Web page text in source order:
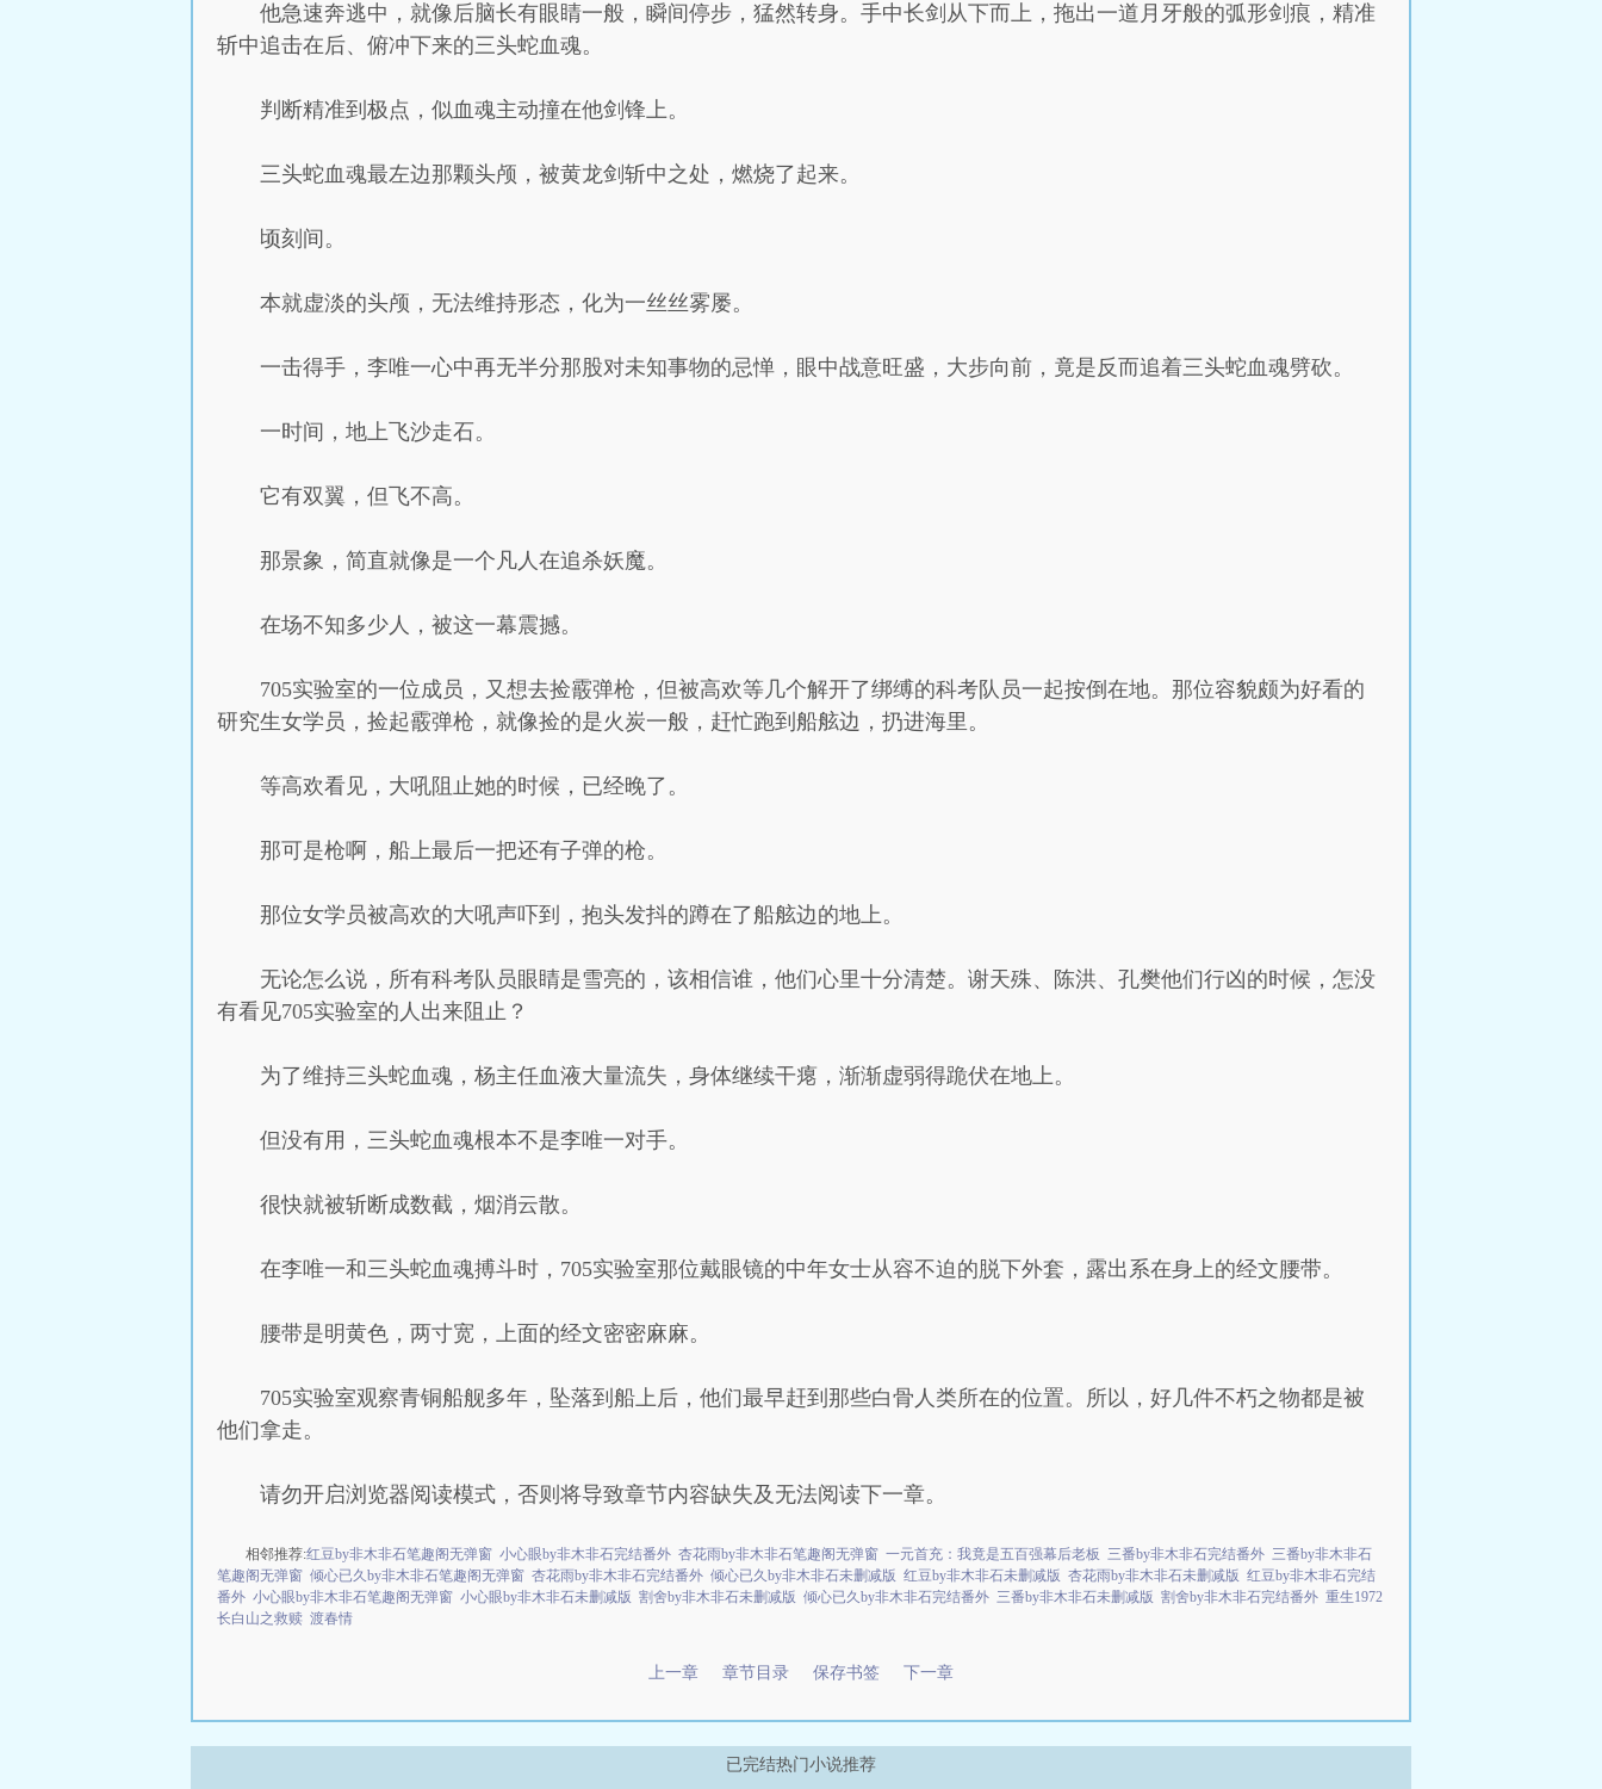
他急速奔逃中，就像后脑长有眼睛一般，瞬间停步，猛然转身。手中长剑从下而上，拖出一道月牙般的弧形剑痕，精准
斩中追击在后、俯冲下来的三头蛇血魂。
判断精准到极点，似血魂主动撞在他剑锋上。
三头蛇血魂最左边那颗头颅，被黄龙剑斩中之处，燃烧了起来。
顷刻间。
本就虚淡的头颅，无法维持形态，化为一丝丝雾屡。
一击得手，李唯一心中再无半分那股对未知事物的忌惮，眼中战意旺盛，大步向前，竟是反而追着三头蛇血魂劈砍。
一时间，地上飞沙走石。
它有双翼，但飞不高。
那景象，简直就像是一个凡人在追杀妖魔。
在场不知多少人，被这一幕震撼。
705实验室的一位成员，又想去捡霰弹枪，但被高欢等几个解开了绑缚的科考队员一起按倒在地。那位容貌颇为好看的
研究生女学员，捡起霰弹枪，就像捡的是火炭一般，赶忙跑到船舷边，扔进海里。
等高欢看见，大吼阻止她的时候，已经晚了。
那可是枪啊，船上最后一把还有子弹的枪。
那位女学员被高欢的大吼声吓到，抱头发抖的蹲在了船舷边的地上。
无论怎么说，所有科考队员眼睛是雪亮的，该相信谁，他们心里十分清楚。谢天殊、陈洪、孔樊他们行凶的时候，怎没
有看见705实验室的人出来阻止？
为了维持三头蛇血魂，杨主任血液大量流失，身体继续干瘪，渐渐虚弱得跪伏在地上。
但没有用，三头蛇血魂根本不是李唯一对手。
很快就被斩断成数截，烟消云散。
在李唯一和三头蛇血魂搏斗时，705实验室那位戴眼镜的中年女士从容不迫的脱下外套，露出系在身上的经文腰带。
腰带是明黄色，两寸宽，上面的经文密密麻麻。
705实验室观察青铜船舰多年，坠落到船上后，他们最早赶到那些白骨人类所在的位置。所以，好几件不朽之物都是被
他们拿走。
请勿开启浏览器阅读模式，否则将导致章节内容缺失及无法阅读下一章。
相邻推荐:红豆by非木非石笔趣阁无弹窗 小心眼by非木非石完结番外 杏花雨by非木非石笔趣阁无弹窗 一元首充：我竟是五百强幕后老板 三番by非木非石完结番外 三番by非木非石
笔趣阁无弹窗 倾心已久by非木非石笔趣阁无弹窗 杏花雨by非木非石完结番外 倾心已久by非木非石未删减版 红豆by非木非石未删减版 杏花雨by非木非石未删减版 红豆by非木非石完结
番外 小心眼by非木非石笔趣阁无弹窗 小心眼by非木非石未删减版 割舍by非木非石未删减版 倾心已久by非木非石完结番外 三番by非木非石未删减版 割舍by非木非石完结番外 重生1972
长白山之救赎 渡春情
上一章 章节目录 保存书签 下一章
已完结热门小说推荐